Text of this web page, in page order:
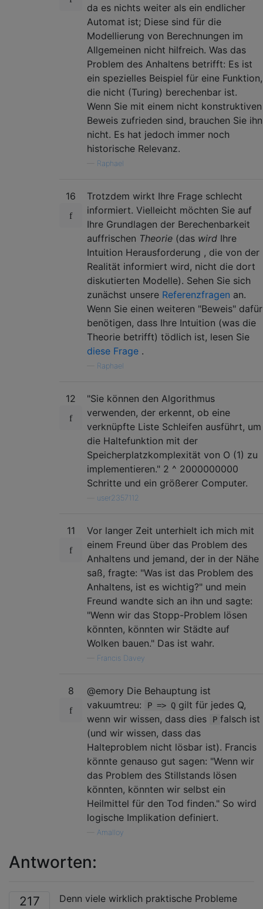
da es nichts weiter als ein endlicher
Automat ist; Diese sind für die
Modellierung von Berechnungen im
Allgemeinen nicht hilfreich. Was das
Problem des Anhaltens betrifft: Es ist
ein spezielles Beispiel für eine Funktion,
die nicht (Turing) berechenbar ist.
Wenn Sie mit einem nicht konstruktiven
Beweis zufrieden sind, brauchen Sie ihn
nicht. Es hat jedoch immer noch
historische Relevanz.
Raphael
16
Trotzdem wirkt Ihre Frage schlecht
informiert. Vielleicht möchten Sie auf
Ihre Grundlagen der Berechenbarkeit
auffrischen Theorie (das wird Ihre
Intuition Herausforderung , die von der
Realität informiert wird, nicht die dort
diskutierten Modelle). Sehen Sie sich
zunächst unsere Referenzfragen an.
Wenn Sie einen weiteren "Beweis" dafür
benötigen, dass Ihre Intuition (was die
Theorie betrifft) tödlich ist, lesen Sie
diese Frage .
Raphael
12
"Sie können den Algorithmus
verwenden, der erkennt, ob eine
verknüpfte Liste Schleifen ausführt, um
die Haltefunktion mit der
Speicherplatzkomplexität von O (1) zu
implementieren." 2 ^ 2000000000
Schritte und ein größerer Computer.
user2357112
11
Vor langer Zeit unterhielt ich mich mit
einem Freund über das Problem des
Anhaltens und jemand, der in der Nähe
saß, fragte: "Was ist das Problem des
Anhaltens, ist es wichtig?" und mein
Freund wandte sich an ihn und sagte:
"Wenn wir das Stopp-Problem lösen
könnten, könnten wir Städte auf
Wolken bauen." Das ist wahr.
Francis Davey
8
@emory Die Behauptung ist
vakuumtreu:
P => Q gilt für jedes Q,
wenn wir wissen, dass dies
P falsch ist
(und wir wissen, dass das
Halteproblem nicht lösbar ist). Francis
könnte genauso gut sagen: "Wenn wir
das Problem des Stillstands lösen
könnten, könnten wir selbst ein
Heilmittel für den Tod finden." So wird
logische Implikation definiert.
Amalloy
Antworten:
217
Denn viele wirklich praktische Probleme